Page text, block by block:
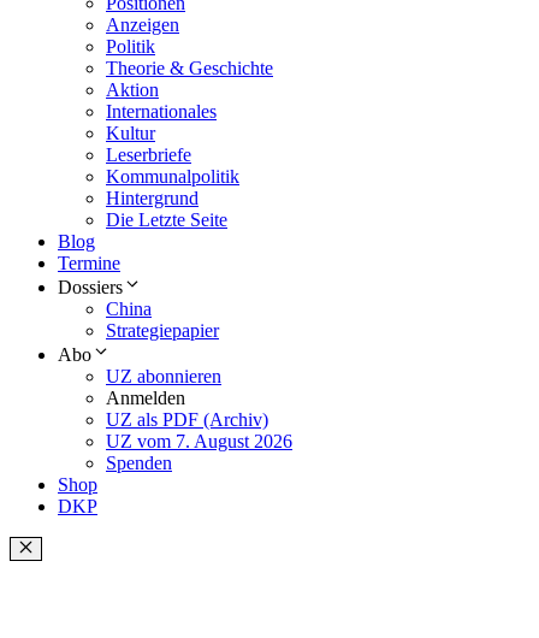
Anzeigen
Politik
Theorie & Geschichte
Aktion
Internationales
Kultur
Leserbriefe
Kommunalpolitik
Hintergrund
Die Letzte Seite
Blog
Termine
Dossiers
China
Strategiepapier
Abo
UZ abonnieren
Anmelden
UZ als PDF (Archiv)
UZ vom 7. August 2026
Spenden
Shop
DKP
Schließen